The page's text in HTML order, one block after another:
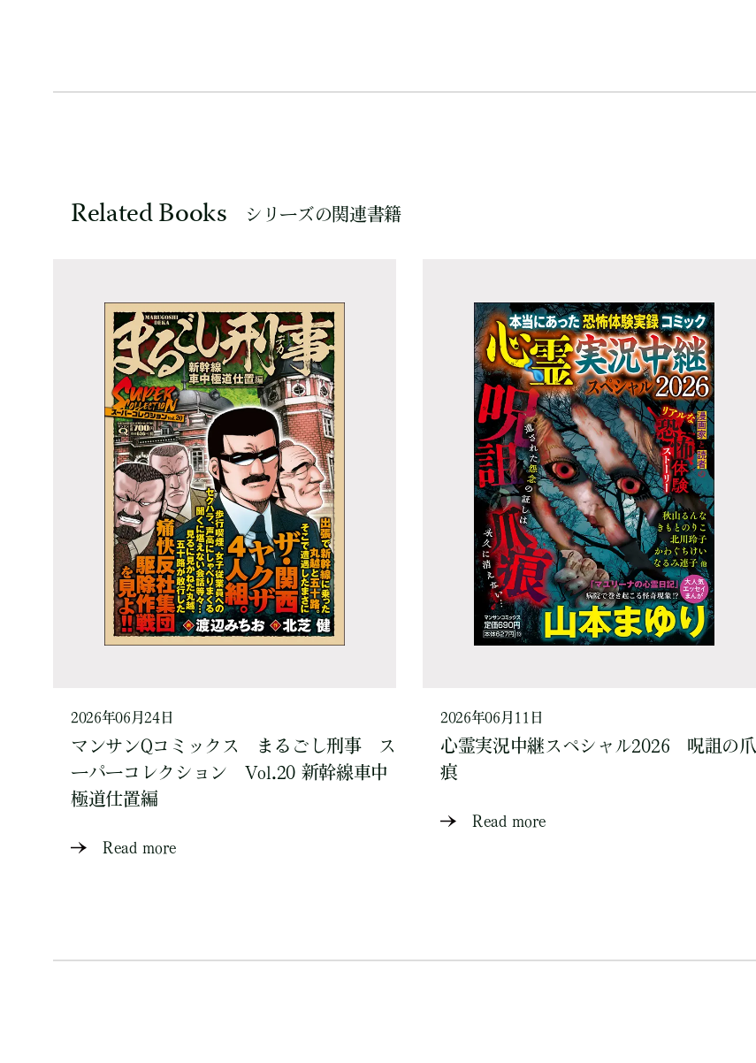
Related Books シリーズの関連書籍
2026年06月24日
マンサンQコミックス まるごし刑事 ス
ーパーコレクション Vol.20 新幹線車中
極道仕置編
Read more
2026年06月11日
心霊実況中継スペシャル2026 呪詛の爪
痕
Read more